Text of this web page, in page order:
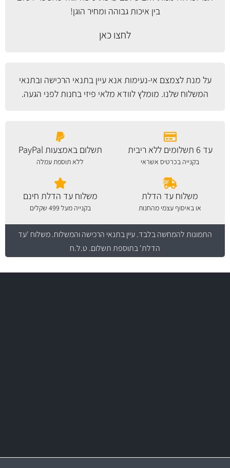
בין איכות גבוהה ומחיר הוגן!
לחצו כאן
על מנת לצמצם אי-נעימות אנא עייןבתנאי הרכישה ובתנאי
המשלוח שלנו. מומלץ לוודא מלאי פיזי בחנות לפני הגעה.
עד 6 תשלומים ללא ריבית
בקנייה בכרטיס אשראי
תשלום באמצעות PayPal
ללא תוספת עמלה
משלוח עד הדלת
או באיסוף עצמי מהחנות
משלוח עד הדלת חינם
בקנייה מעל 499 שקלים
התמונות להמחשה בלבד.עיין בתנאי הרכישה והמשלוח. משלוח 'עד
הדלת' בתוספת תשלום. ט.ל.ח
מקצועיות מחירים